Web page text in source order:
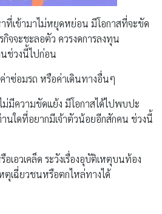
ที่เข้ามาไม่หยุดหย่อน มีโอกาสที่จะขัด
กิจจะชะลอตัว ควรงดการลงทุน
ช่วงนี้ไปก่อน
ค่าซ่อมรถ หรือค่าเดินทางอื่นๆ
มีความขัดแย้ง มีโอกาสได้ไปพบปะ
นใดที่อยากมีเจ้าตัวน้อยอีกสักคน ช่วงนี้
อเอวเคล็ด ระวังเรื่องอุบัติเหตุบนท้อง
ตุเฉี่ยวชนหรือตกไหล่ทางได้